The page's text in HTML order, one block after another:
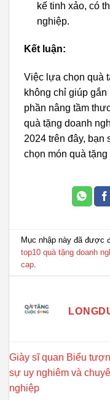
kế tinh xảo, có
nghiệp.
Kết luận:
Việc lựa chọn quà
không chỉ giúp
phần nâng tầm
quà tặng doanh
2024 trên đây, bạn
chọn món quà
Mục nhập này đã được
top10 quà tặng doanh
cap
Giày sĩ quan Biểu
sự uy nghiêm và
nghiệp